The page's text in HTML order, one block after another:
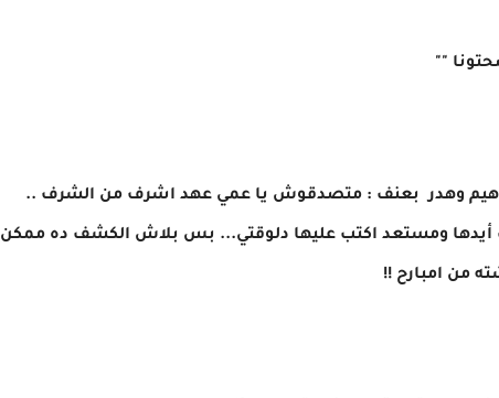
""
وهدر بعنف : متصدقوش يا عمي عهد اشرف من الشرف ..
أيدها ومستعد اكتب عليها دلوقتي... بس بلاش الكشف ده ممكن
من امبارح !!